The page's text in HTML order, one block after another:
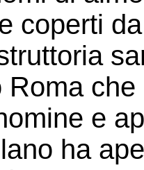
coperti
Roma
e
ha